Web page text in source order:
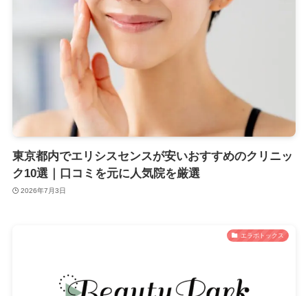
東京都内でエリシスセンスが安いおすすめのクリニッ
ク10選｜口コミを元に人気院を厳選
2026年7月3日
エラボトックス